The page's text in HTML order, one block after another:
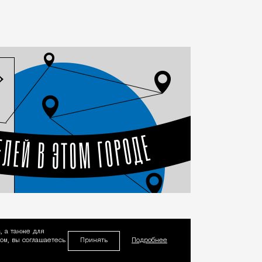
а также для
вы соглашаетесь
Принять Подробнее